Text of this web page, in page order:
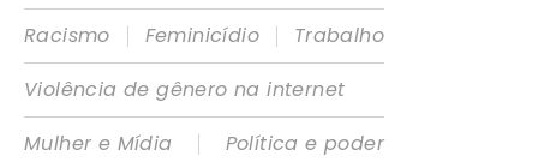
Racismo
| Feminicídio |
Trabalho
Violência de gênero na internet
Mulher e Mídia
| Política e poder